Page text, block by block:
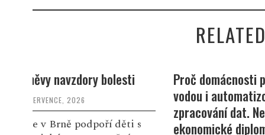
Proč domácnosti plýtvají
vodou i automatizované
zpracování dat. Nejlepší
ekonomické diplomky znají
Pomozme
přišla o
6 LISTOPADU,